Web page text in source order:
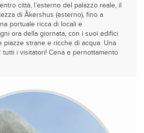
città, l’esterno del palazzo reale, il
di Åkershus (esterno), fino a
portuale ricca di locali e
ora della giornata, con i suoi edifici
piazze strane e ricche di acqua. Una
tutti i visitatori! Cena e pernottamento